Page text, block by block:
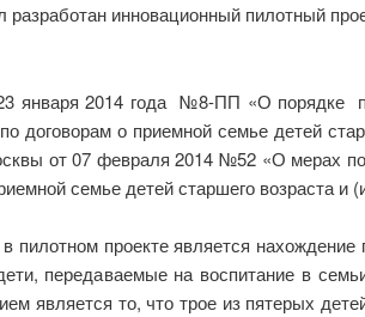
инновационный пилотный
января 2014 года №8-ПП «О порядке
договорам о приемной семье детей
от 07 февраля 2014 №52 «О мерах
семье детей старшего возраста и
проекте является
передаваемые на воспитание в
является то, что трое из пятерых